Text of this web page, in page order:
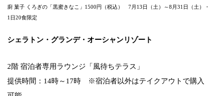
廚 菓子 くろぎの「黒蜜きなこ」1500円（税込） 7月13日（土）～8月31日（土）・
1日20食限定
シェラトン・グランデ・オーシャンリゾート
2階 宿泊者専用ラウンジ「風待ちテラス」
提供時間：14時～17時 ※宿泊者以外はテイクアウトで購入